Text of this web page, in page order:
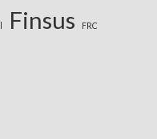
Finsus FRC